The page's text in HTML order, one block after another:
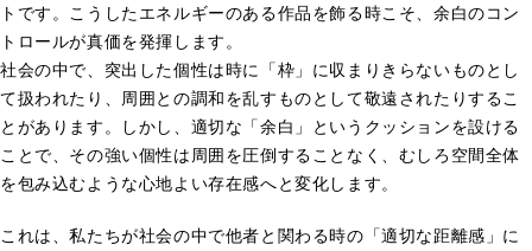
トです。こうしたエネルギーのある作品を飾る時こそ、余白のコン
トロールが真価を発揮します。
社会の中で、突出した個性は時に「枠」に収まりきらないものとし
て扱われたり、周囲との調和を乱すものとして敬遠されたりするこ
とがあります。しかし、適切な「余白」というクッションを設ける
ことで、その強い個性は周囲を圧倒することなく、むしろ空間全体
を包み込むような心地よい存在感へと変化します。
これは、私たちが社会の中で他者と関わる時の「適切な距離感」に